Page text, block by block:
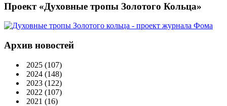
Проект «Духовные тропы Золотого Кольца»
Архив новостей
2025 (107)
2024 (148)
2023 (122)
2022 (107)
2021 (16)